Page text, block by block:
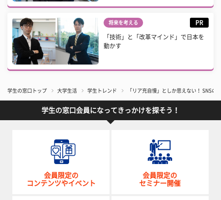
将来を考える PR
「技術」と「改革マインド」で日本を
動かす
学生の窓口トップ 大学生活 学生トレンド 「リア充自慢」としか思えない！ SNS
学生の窓口会員になってきっかけを探そう！
会員限定の
コンテンツやイベント
会員限定の
セミナー開催